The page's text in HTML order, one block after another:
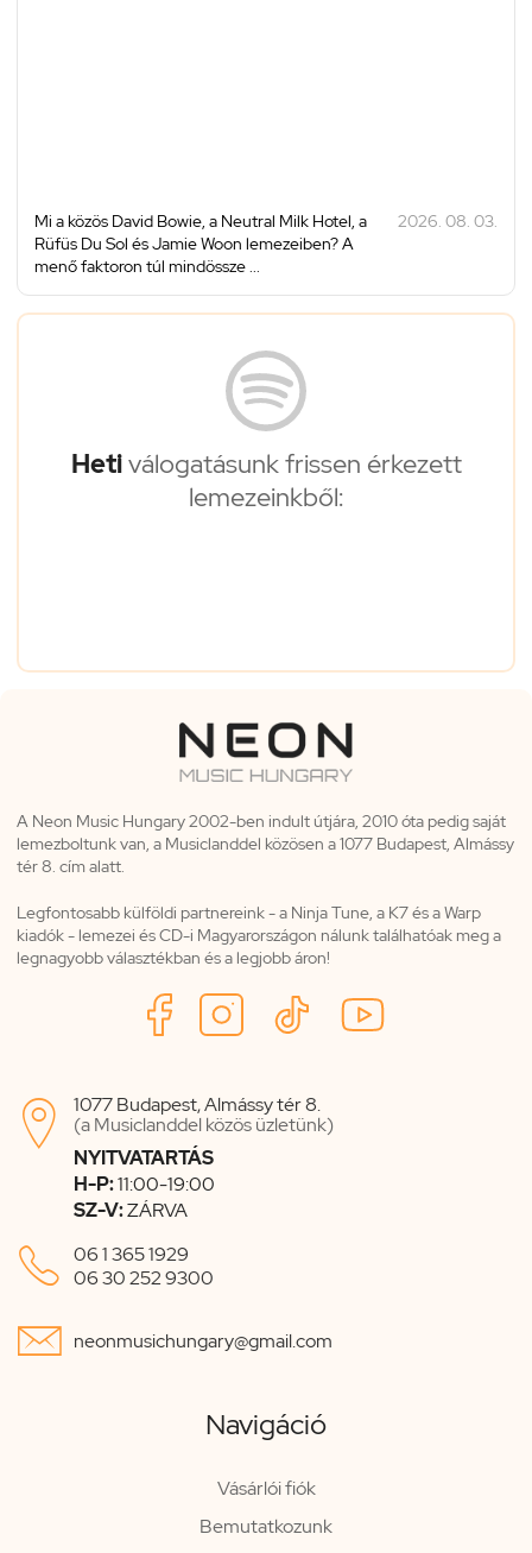
Mi a közös David Bowie, a Neutral Milk Hotel, a
Rüfüs Du Sol és Jamie Woon lemezeiben? A
menő faktoron túl mindössze ...
2026. 08. 03.
Hetiválogatásunk frissen érkezett
lemezeinkből:
A Neon Music Hungary 2002-ben indult útjára, 2010 óta pedig saját
lemezboltunk van, a Musiclanddel közösen a 1077 Budapest, Almássy
tér 8. cím alatt.
Legfontosabb külföldi partnereink - a Ninja Tune, a K7 és a Warp
kiadók - lemezei és CD-i Magyarországon nálunk találhatóak meg a
legnagyobb választékban és a legjobb áron!

1077 Budapest, Almássy tér 8.
(a Musiclanddel közös üzletünk)
NYITVATARTÁS
H-P:11:00-19:00
SZ-V:ZÁRVA
 06 1 365 1929
06 30 252 9300
 neonmusichungary@gmail.com
Navigáció
Vásárlói fiók
Bemutatkozunk